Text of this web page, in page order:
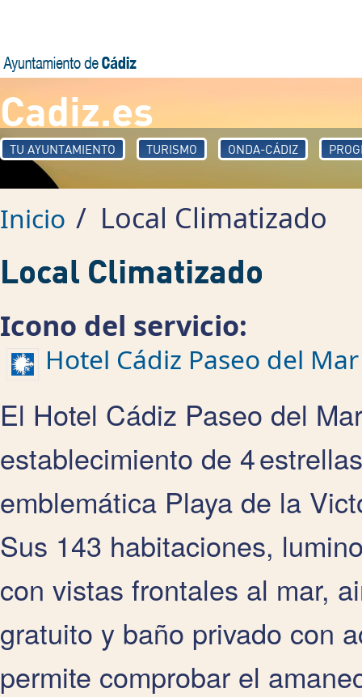
Cadiz.es
TU AYUNTAMIENTO TURISMO ONDA-CÁDIZ
Inicio / Local Climatizado
Local Climatizado
Icono del servicio:
Hotel Cádiz Paseo del Mar
El Hotel Cádiz Paseo del
establecimiento de 4
emblemática Playa de la
Sus 143 habitaciones,
con vistas frontales al mar,
gratuito y baño privado con
permite comprobar el